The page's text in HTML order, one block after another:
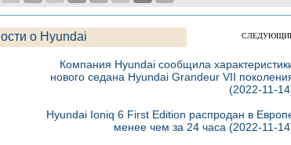
о Hyundai
Компания Hyundai сообщила
нового седана Hyundai Grandeur VII
(2022-11-
Hyundai Ioniq 6 First Edition распродан в
менее чем за 24 часа (2022-11-